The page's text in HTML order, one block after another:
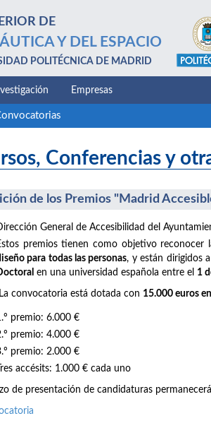
DE
Y DEL ESPACIO
POLITÉCNICA DE MADRID
Empresas
Conferencias y
de los Premios "Madrid
General de Accesibilidad del
premios tienen como objetivo reconocer
para todas las personas, y están dirigidos
en una universidad española entre el 1
convocatoria está dotada con 15.000 euros
premio: 6.000 €
premio: 4.000 €
premio: 2.000 €
accésits: 1.000 € cada uno
de presentación de candidaturas